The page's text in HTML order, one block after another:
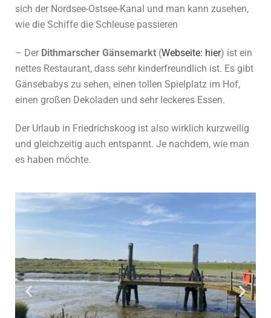
sich der Nordsee-Ostsee-Kanal und man kann zusehen,
wie die Schiffe die Schleuse passieren
– Der Dithmarscher Gänsemarkt (Webseite: hier) ist ein
nettes Restaurant, dass sehr kinderfreundlich ist. Es gibt
Gänsebabys zu sehen, einen tollen Spielplatz im Hof,
einen großen Dekoladen und sehr leckeres Essen.
Der Urlaub in Friedrichskoog ist also wirklich kurzweilig
und gleichzeitig auch entspannt. Je nachdem, wie man
es haben möchte.